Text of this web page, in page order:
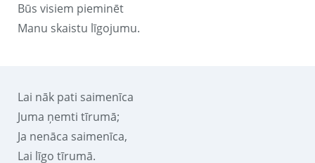
Būs visiem pieminēt
Manu skaistu līgojumu.
Lai nāk pati saimenīca
Juma ņemti tīrumā;
Ja nenāca saimenīca,
Lai līgo tīrumā.